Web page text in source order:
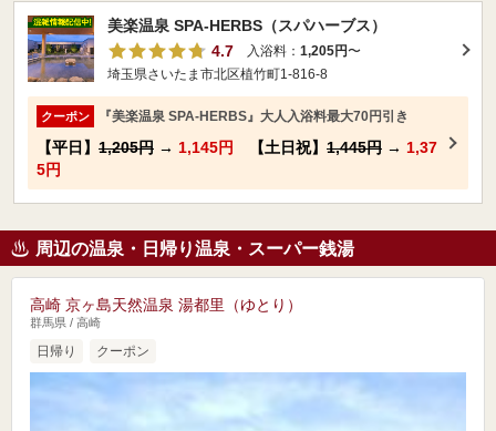
美楽温泉 SPA-HERBS（スパハーブス）
4.7
入浴料： 1,205円〜
埼玉県さいたま市北区植竹町1-816-8
クーポン 『美楽温泉 SPA-HERBS』大人入浴料最大70円引き
【平日】 1,205円 → 1,145円 【土日祝】 1,445円 → 1,37
5円
周辺の温泉・日帰り温泉・スーパー銭湯
高崎 京ヶ島天然温泉 湯都里（ゆとり）
群馬県 / 高崎
日帰り クーポン